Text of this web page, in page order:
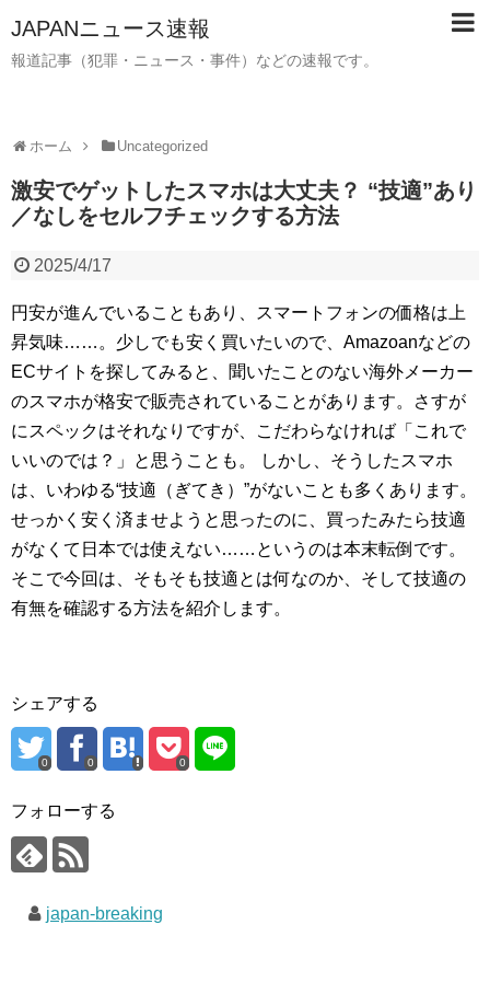
JAPANニュース速報
報道記事（犯罪・ニュース・事件）などの速報です。
ホーム Uncategorized
激安でゲットしたスマホは大丈夫？ “技適”あり
／なしをセルフチェックする方法
2025/4/17
円安が進んでいることもあり、スマートフォンの価格は上
昇気味……。少しでも安く買いたいので、Amazoanなどの
ECサイトを探してみると、聞いたことのない海外メーカー
のスマホが格安で販売されていることがあります。さすが
にスペックはそれなりですが、こだわらなければ「これで
いいのでは？」と思うことも。 しかし、そうしたスマホ
は、いわゆる“技適（ぎてき）”がないことも多くあります。
せっかく安く済ませようと思ったのに、買ったみたら技適
がなくて日本では使えない……というのは本末転倒です。
そこで今回は、そもそも技適とは何なのか、そして技適の
有無を確認する方法を紹介します。
シェアする
0 0 0
フォローする
japan-breaking